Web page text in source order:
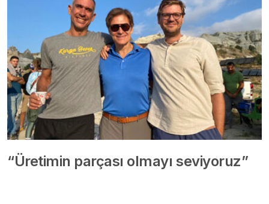
“Üretimin parçası olmayı seviyoruz”